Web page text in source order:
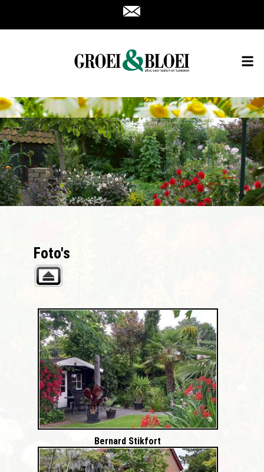
Foto's
Bernard Stikfort